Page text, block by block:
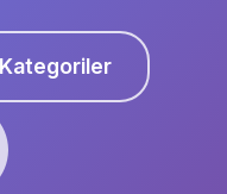
Kategoriler